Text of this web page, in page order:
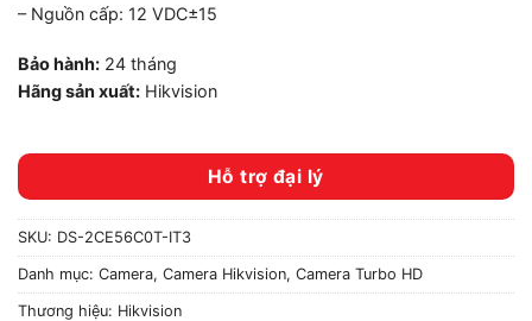
– Nguồn cấp: 12 VDC±15
Bảo hành: 24 tháng
Hãng sản xuất: Hikvision
Hỗ trợ đại lý
SKU: DS-2CE56C0T-IT3
Danh mục: Camera, Camera Hikvision, Camera Turbo HD
Thương hiệu: Hikvision